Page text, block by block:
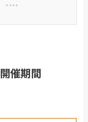
催期間